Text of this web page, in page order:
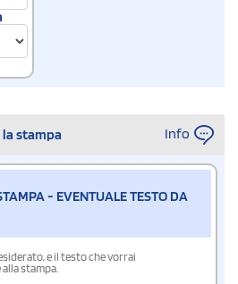
stampa Info
- EVENTUALE TESTO DA
e il testo che vorrai
stampa.